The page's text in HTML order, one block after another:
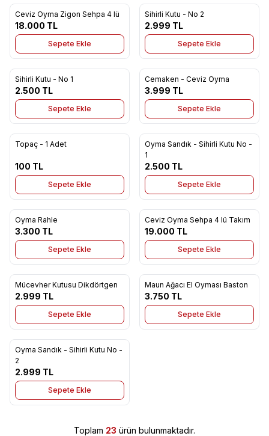
Yeni
Favorilere Ekle
Ceviz Oyma Zigon Sehpa 4 lü
18.000 TL
Sepete Ekle
Yeni
Favorilere Ekle
Sihirli Kutu - No 2
2.999 TL
Sepete Ekle
Yeni
Favorilere Ekle
Sihirli Kutu - No 1
2.500 TL
Sepete Ekle
Yeni
Favorilere Ekle
Cemaken - Ceviz Oyma
3.999 TL
Sepete Ekle
Yeni
Topaç - 1 Adet
100 TL
Sepete Ekle
Yeni
Oyma Sandık - Sihirli Kutu No -
1
2.500 TL
Sepete Ekle
Yeni
Favorilere Ekle
Oyma Rahle
3.300 TL
Sepete Ekle
Favorilere Ekle
Ceviz Oyma Sehpa 4 lü Takım
19.000 TL
Sepete Ekle
Yeni
Favorilere Ekle
Mücevher Kutusu Dikdörtgen
2.999 TL
Sepete Ekle
Yeni
Favorilere Ekle
Maun Ağacı El Oyması Baston
3.750 TL
Sepete Ekle
Yeni
Oyma Sandık - Sihirli Kutu No -
2
2.999 TL
Sepete Ekle
Toplam 23 ürün bulunmaktadır.